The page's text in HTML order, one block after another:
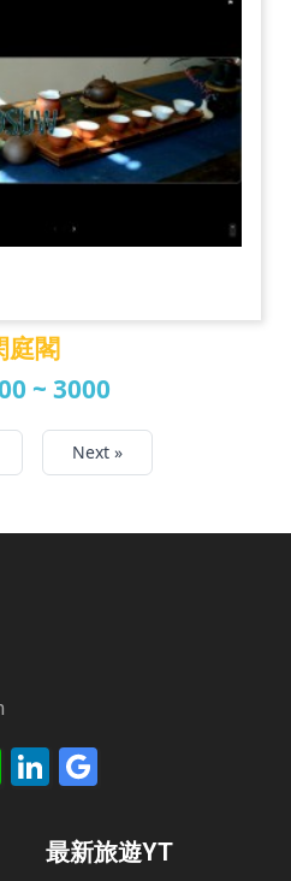
閣
庭閣
~ 3000
Next »
Line LinkedIn
最新旅遊YT